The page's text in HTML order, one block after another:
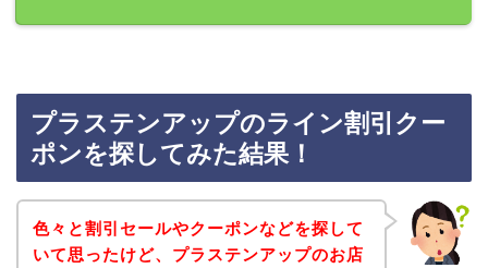
プラステンアップのライン割引クー
ポンを探してみた結果！
色々と割引セールやクーポンなどを探して
いて思ったけど、プラステンアップのお店